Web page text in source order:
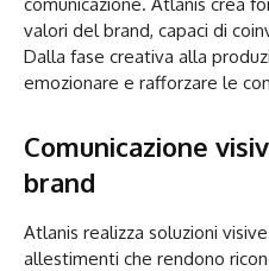
valori del brand, capaci di
Dalla fase creativa alla
emozionare e rafforzare le
Comunicazione
brand
Atlanis realizza soluzioni
allestimenti che rendono